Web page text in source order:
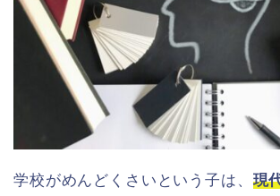
学校がめんどくさいという子は、 現